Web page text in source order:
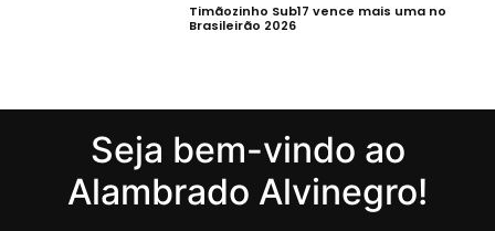
Timãozinho Sub17 vence mais uma no
Brasileirão 2026
Seja bem-vindo ao
Alambrado Alvinegro!